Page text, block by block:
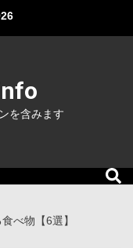
を含みます
べ物【6選】